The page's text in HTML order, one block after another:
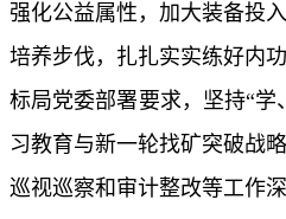
强化公益属性，加大装备投
培养步伐，扎扎实实练好内
标局党委部署要求，坚持“学
习教育与新一轮找矿突破战
巡视巡察和审计整改等工作